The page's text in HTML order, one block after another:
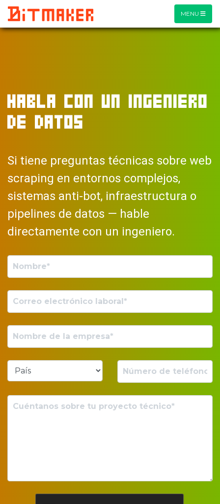
MENU
HABLA CON UN INGENIERO
DE DATOS
Si tiene preguntas técnicas sobre web
scraping en entornos complejos,
sistemas anti-bot, infraestructura o
pipelines de datos — hable
directamente con un ingeniero.